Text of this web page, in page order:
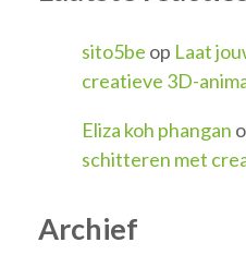
sito5be op Laat
creatieve 3D-
Eliza koh phangan
schitteren met
Archief